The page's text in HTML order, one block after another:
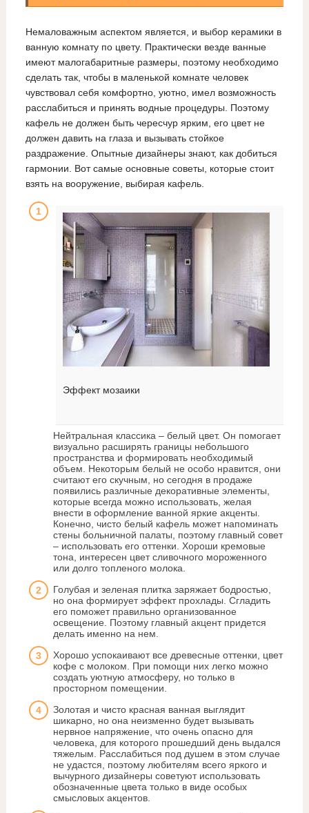
Немаловажным аспектом является, и выбор керамики в
ванную комнату по цвету. Практически везде ванные
имеют малогабаритные размеры, поэтому необходимо
сделать так, чтобы в маленькой комнате человек
чувствовал себя комфортно, уютно, имел возможность
расслабиться и принять водные процедуры. Поэтому
кафель не должен быть чересчур ярким, его цвет не
должен давить на глаза и вызывать стойкое
раздражение. Опытные дизайнеры знают, как добиться
гармонии. Вот самые основные советы, которые стоит
взять на вооружение, выбирая кафель.
Эффект мозаики
Нейтральная классика – белый цвет. Он помогает
визуально расширять границы небольшого
пространства и формировать необходимый
объем. Некоторым белый не особо нравится, они
считают его скучным, но сегодня в продаже
появились различные декоративные элементы,
которые всегда можно использовать, желая
внести в оформление ванной яркие акценты.
Конечно, чисто белый кафель может напоминать
стены больничной палаты, поэтому главный совет
– использовать его оттенки. Хороши кремовые
тона, интересен цвет сливочного мороженного
или долго топленого молока.
Голубая и зеленая плитка заряжает бодростью,
но она формирует эффект прохлады. Сгладить
его поможет правильно организованное
освещение. Поэтому главный акцент придется
делать именно на нем.
Хорошо успокаивают все древесные оттенки, цвет
кофе с молоком. При помощи них легко можно
создать уютную атмосферу, но только в
просторном помещении.
Золотая и чисто красная ванная выглядит
шикарно, но она неизменно будет вызывать
нервное напряжение, что очень опасно для
человека, для которого прошедший день выдался
тяжелым. Расслабиться под душем в этом случае
не удастся, поэтому любителям всего яркого и
вычурного дизайнеры советуют использовать
обозначенные цвета только в виде особых
смысловых акцентов.